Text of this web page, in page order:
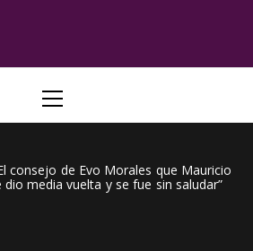
Viral
Menu
consejo de Evo Morales que Mauricio
media vuelta y se fue sin saludar”